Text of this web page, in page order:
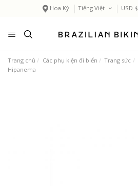
Hoa Kỳ Tiếng Việt USD $
Trang chủ Các phụ kiện đi biển Trang sức
Hipanema